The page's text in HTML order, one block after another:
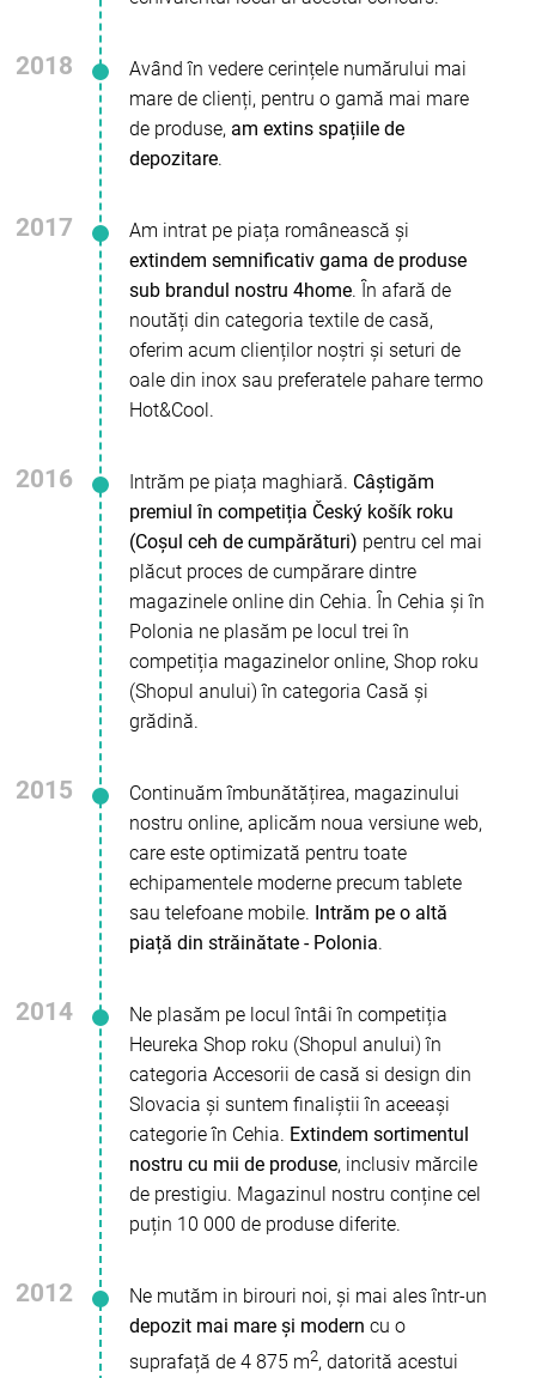
2018
Având în vedere cerințele numărului mai
mare de clienți, pentru o gamă mai mare
de produse, am extins spațiile de
depozitare.
2017
Am intrat pe piața românească și
extindem semnificativ gama de produse
sub brandul nostru 4home. În afară de
noutăți din categoria textile de casă,
oferim acum clienților noștri și seturi de
oale din inox sau preferatele pahare termo
Hot&Cool.
2016 Intrăm pe piața maghiară. Câștigăm
premiul în competiția Český košík roku
(Coșul ceh de cumpărături) pentru cel mai
plăcut proces de cumpărare dintre
magazinele online din Cehia. În Cehia și în
Polonia ne plasăm pe locul trei în
competiția magazinelor online, Shop roku
(Shopul anului) în categoria Casă și
grădină.
2015
Continuăm îmbunătățirea, magazinului
nostru online, aplicăm noua versiune web,
care este optimizată pentru toate
echipamentele moderne precum tablete
sau telefoane mobile. Intrăm pe o altă
piață din străinătate - Polonia.
2014
Ne plasăm pe locul întâi în competiția
Heureka Shop roku (Shopul anului) în
categoria Accesorii de casă si design din
Slovacia și suntem finaliștii în aceeași
categorie în Cehia. Extindem sortimentul
nostru cu mii de produse, inclusiv mărcile
de prestigiu. Magazinul nostru conține cel
puțin 10 000 de produse diferite.
2012
Ne mutăm in birouri noi, și mai ales într-un
depozit mai mare și modern cu o
suprafață de 4 875 m2, datorită acestui